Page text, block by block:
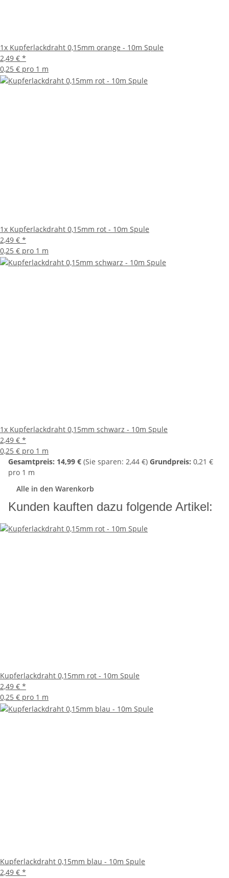
1x Kupferlackdraht 0,15mm orange - 10m Spule
2,49 € *
0,25 € pro 1 m
1x Kupferlackdraht 0,15mm rot - 10m Spule
2,49 € *
0,25 € pro 1 m
1x Kupferlackdraht 0,15mm schwarz - 10m Spule
2,49 € *
0,25 € pro 1 m
Gesamtpreis: 14,99 € (Sie sparen: 2,44 €) Grundpreis: 0,21 €
pro 1 m
Alle in den Warenkorb
Kunden kauften dazu folgende Artikel:
Kupferlackdraht 0,15mm rot - 10m Spule
2,49 € *
0,25 € pro 1 m
Kupferlackdraht 0,15mm blau - 10m Spule
2,49 € *